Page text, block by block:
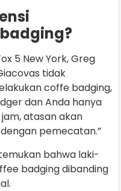
5 New York, Greg
tidak
coffe badging,
dan Anda hanya
atasan akan
pemecatan.”
bahwa laki-
badging dibanding